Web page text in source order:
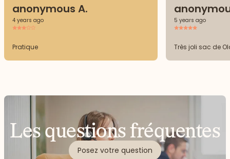
anonymous A.
4 years ago
Pratique
5 years ago
Très joli sac de
Les questions fréquentes
Posez votre question